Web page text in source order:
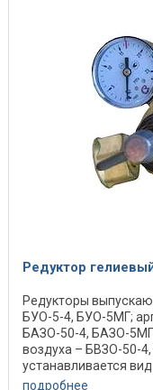
Редуктор
Редукторы
БУО-5-4, БУО-5МГ;
БАЗО-50-4, БАЗО-
воздуха – БВЗО-50-
устанавливается вид
подробнее